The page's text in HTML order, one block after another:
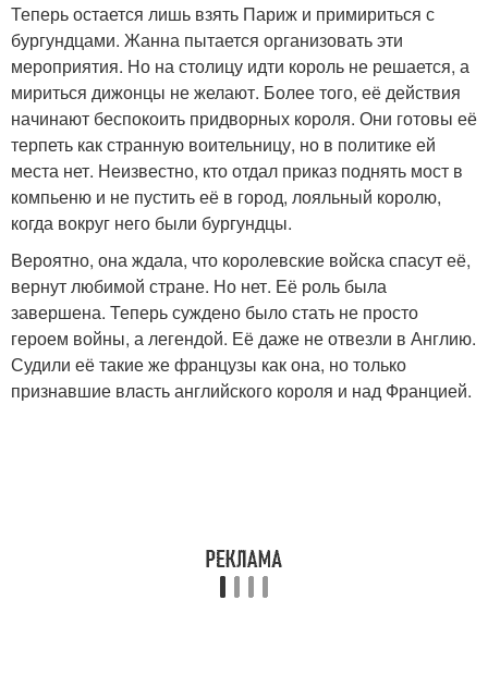
Теперь остается лишь взять Париж и примириться с
бургундцами. Жанна пытается организовать эти
мероприятия. Но на столицу идти король не решается, а
мириться дижонцы не желают. Более того, её действия
начинают беспокоить придворных короля. Они готовы её
терпеть как странную воительницу, но в политике ей
места нет. Неизвестно, кто отдал приказ поднять мост в
компьеню и не пустить её в город, лояльный королю,
когда вокруг него были бургундцы.
Вероятно, она ждала, что королевские войска спасут её,
вернут любимой стране. Но нет. Её роль была
завершена. Теперь суждено было стать не просто
героем войны, а легендой. Её даже не отвезли в Англию.
Судили её такие же французы как она, но только
признавшие власть английского короля и над Францией.